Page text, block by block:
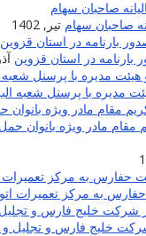
صاحبان سهام تیر, 1402
بارنامه در استان قزوین آذر,
مدیره با پرسنل شعبه
مادر ویژه بانوان
به مرکز تعمیرات
خلیج فارس و تجلیل و